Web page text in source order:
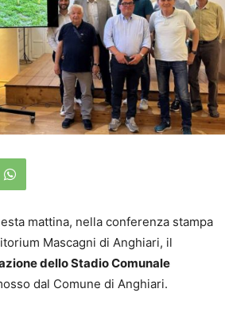
mattina, nella conferenza stampa
Mascagni di Anghiari, il
dello Stadio Comunale
dal Comune di Anghiari.